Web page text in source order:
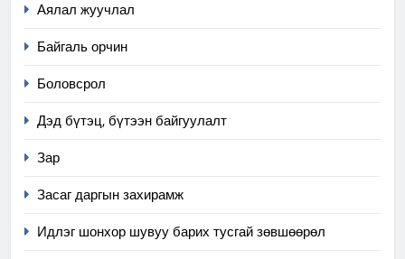
Аялал жуучлал
Байгаль орчин
Боловсрол
Дэд бүтэц, бүтээн байгуулалт
Зар
Засаг даргын захирамж
Идлэг шонхор шувуу барих тусгай зөвшөөрөл